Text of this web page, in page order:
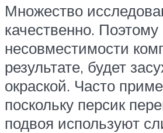
Множество
качественно.
несовместимости
результате, будет
окраской. Часто
поскольку персик
подвоя используют